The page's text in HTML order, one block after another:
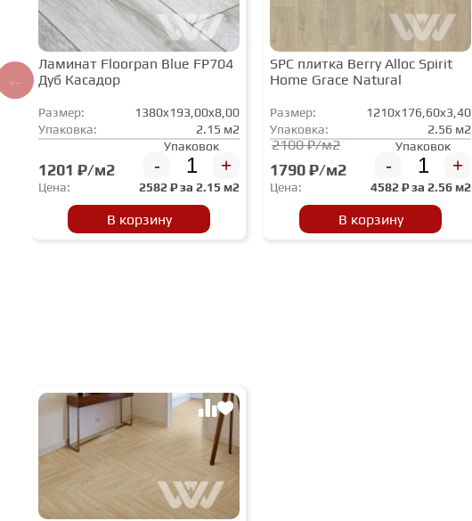
Ламинат Floorpan Blue FP704
Дуб Касадор
Размер:
1380x193,00x8,00
Упаковка:
2.15 м2
1201 ₽/м2
Упаковок
- +
Цена: 2582₽ за 2.15 м2
В корзину
SPC плитка Berry Alloc Spirit
Home Grace Natural
Размер:
1210x176,60x3,40
Упаковка:
2.56 м2
2100 ₽/м2
1790 ₽/м2
Упаковок
- +
Цена: 4582₽ за 2.56 м2
В корзину